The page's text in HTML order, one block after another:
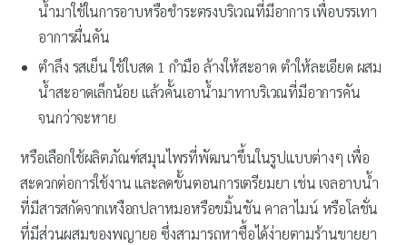
น้ำมาใช้ในการอาบหรือชำระตรงบริเวณที่มีอาการ เพื่อบรรเทา
อาการผื่นคัน
ตำลึง รสเย็น ใช้ใบสด 1 กำมือ ล้างให้สะอาด ตำให้ละเอียด ผสม
น้ำสะอาดเล็กน้อย แล้วคั้นเอาน้ำมาทาบริเวณที่มีอาการคัน
จนกว่าจะหาย
หรือเลือกใช้ผลิตภัณฑ์สมุนไพรที่พัฒนาขึ้นในรูปแบบต่างๆ เพื่อ
สะดวกต่อการใช้งาน และลดขั้นตอนการเตรียมยา เช่น เจลอาบน้ำ
ที่มีสารสกัดจากเหงือกปลาหมอหรือขมิ้นชัน คาลาไมน์ หรือโลชั่น
ที่มีส่วนผสมของพญายอ ซึ่งสามารถหาซื้อได้ง่ายตามร้านขายยา